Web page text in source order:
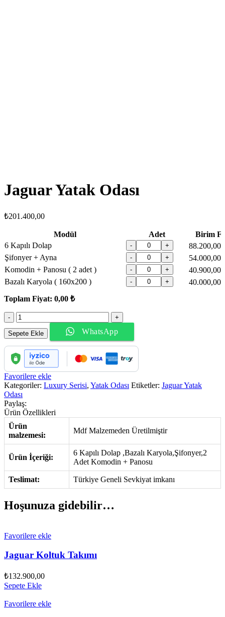
Jaguar Yatak Odası
₺201.400,00
Modül Adet
Birim
6 Kapılı Dolap
- +
88.200,00
Şifonyer + Ayna
- +
54.000,00
Komodin + Panosu ( 2 adet )
- +
40.900,00
Bazalı Karyola ( 160x200 )
- +
40.000,00
Toplam Fiyat: 0,00 ₺
Jaguar
Yatak
Odası
Sepete Ekle WhatsApp
Favorilere ekle
Kategoriler: Luxury Serisi, Yatak Odası Etiketler: Jaguar Yatak
Odası
Paylaş:
Ürün Özellikleri
Ürün
malzemesi:
Mdf Malzemeden Üretilmiştir
Ürün İçeriği:
6 Kapılı Dolap ,Bazalı Karyola,Şifonyer,2
Adet Komodin + Panosu
Teslimat: Türkiye Geneli Sevkiyat imkanı
Hoşunuza gidebilir…
Favorilere ekle
Jaguar Koltuk Takımı
₺132.900,00
Sepete Ekle
Favorilere ekle